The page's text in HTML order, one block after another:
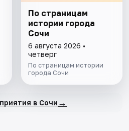
По страницам
истории города
Сочи
6 августа 2026 •
четверг
По страницам истории
города Сочи
в Сочи →